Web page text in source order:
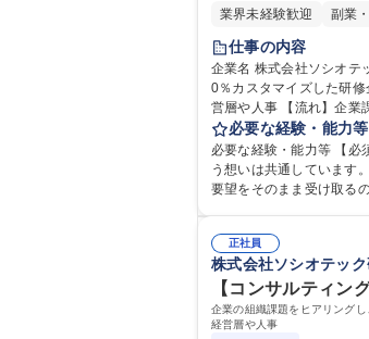
業界未経験歓迎
副業
仕事の内容
企業名 株式会社ソシオテック研究所 求人名 【コンサルティング営業】大手企業の人づくり/経営状況の課題分析経験を活
0％カスタマイズした研
営層や人事 【流れ】企業課題の仮説構築→顧客に課題ヒアリング※1人あたり担当は約20社→課題解決に向けた研修・施策の企画提案→受注後は詳細設計/講師・開発チーム
との連携→研修実施※研修
組み合わせたプログラムを開発・実施【入
題分析経験を活かす
必要な経験・能力等
必要な経験・能力等 【必
う想いは共通しています。 【魅力】日本の大手企業の人材に研修を行うことにより企業力の向上に貢献。ソリューション提供の前段のプロセスを重視し、顧客の話す課題や
要望をそのまま受け取る
正社員
株式会社ソシオテッ
【コンサルティン
企業の組織課題をヒアリング
経営層や人事